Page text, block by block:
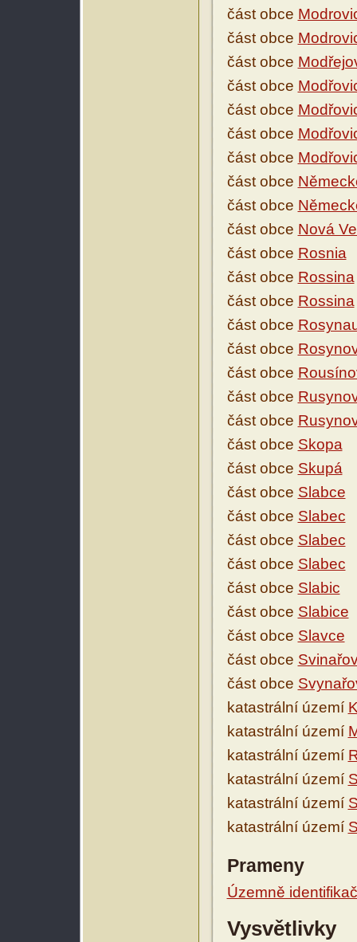
část obce
část obce
část obce
část obce
část obce
část obce
část obce
část obce
část obce
část obce Nová
část obce Rosnia
část obce Rossina
část obce Rossina
část obce
část obce
část obce
část obce
část obce
část obce Skopa
část obce Skupá
část obce Slabce
část obce Slabec
část obce Slabec
část obce Slabec
část obce Slabic
část obce Slabice
část obce Slavce
část obce
část obce
katastrální území
katastrální území
katastrální území
katastrální území
katastrální území
katastrální území
Prameny
Územně
Vysvětlivky